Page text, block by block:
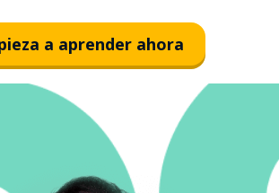
a aprender ahora